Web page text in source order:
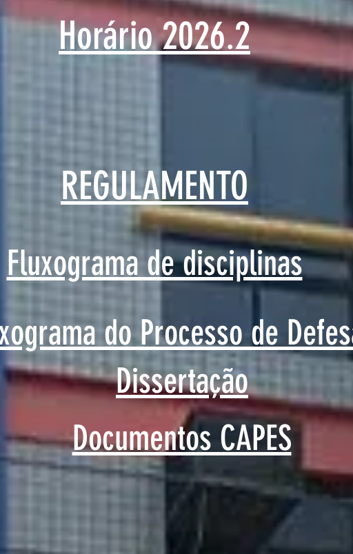
Horário 2026.2
REGULAMENTO
Fluxograma de disciplinas
do Processo de
Dissertação
Documentos CAPES